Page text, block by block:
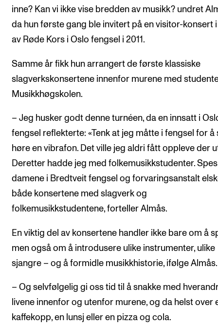
inne? Kan vi ikke vise bredden av musikk? undret
da hun første gang ble invitert på en visitor-konsert
av Røde Kors i Oslo fengsel i 2011.
Samme år fikk hun arrangert de første klassiske
slagverkskonsertene innenfor murene med
Musikkhøgskolen.
– Jeg husker godt denne turnéen, da en innsatt i
fengsel reflekterte: «Tenk at jeg måtte i fengsel for å
høre en vibrafon. Det ville jeg aldri fått oppleve der
Deretter hadde jeg med folkemusikkstudenter.
damene i Bredtveit fengsel og forvaringsanstalt
både konsertene med slagverk og
folkemusikkstudentene, forteller Almås.
En viktig del av konsertene handler ikke bare om å
men også om å introdusere ulike instrumenter, ulike
sjangre – og å formidle musikkhistorie, ifølge Almås.
– Og selvfølgelig gi oss tid til å snakke med
livene innenfor og utenfor murene, og da helst over
kaffekopp, en lunsj eller en pizza og cola.